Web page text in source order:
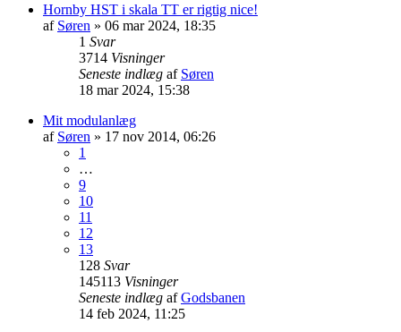
Hornby HST i skala TT er rigtig nice!
af Søren » 06 mar 2024, 18:35
1 Svar
3714 Visninger
Seneste indlæg af Søren
18 mar 2024, 15:38
Mit modulanlæg
af Søren » 17 nov 2014, 06:26
1
…
9
10
11
12
13
128 Svar
145113 Visninger
Seneste indlæg afGodsbanen
14 feb 2024, 11:25